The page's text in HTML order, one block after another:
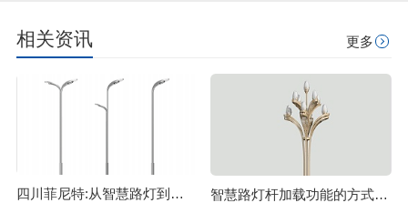
相关资讯 更多
四川菲尼特:从智慧路灯到数字孪生再到元宇宙 智慧路灯杆加载功能的方式主要有哪些